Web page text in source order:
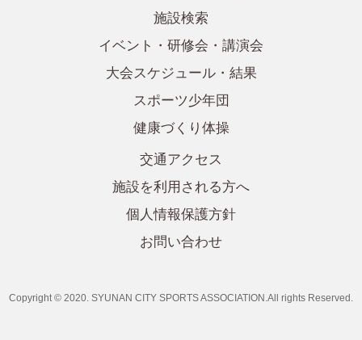
施設検索
イベント・研修会・講演会
大会スケジュール・結果
スポーツ少年団
健康づくり体操
交通アクセス
施設を利用される方へ
個人情報保護方針
お問い合わせ
Copyright © 2020. SYUNAN CITY SPORTS ASSOCIATION.All rights Reserved.